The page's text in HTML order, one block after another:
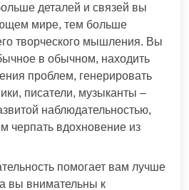
деталей и связей вы
мире, тем больше
творческого мышления. Вы
в обычном, находить
проблем, генерировать
писатели, музыканты –
наблюдательностью,
черпать вдохновение из
помогает вам лучше
вы внимательны к